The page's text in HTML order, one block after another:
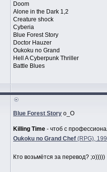
Doom
Alone in the Dark 1,2
Creature shock
Cyberia
Blue Forest Story
Doctor Hauzer
Oukoku no Grand
Hell A Cyberpunk Thriller
Battle Blues
Blue Forest Story о_О
Killing Time - чтоб с
Oukoku no Grand Chef (RPG),
Кто возьмётся за перевод? ;о)))))